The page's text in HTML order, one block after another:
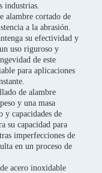
industrias.
alambre cortado de
a la abrasión.
su efectividad y
uso riguroso y
de este
para aplicaciones
de alambre
y una masa
y capacidades de
su capacidad para
imperfecciones de
en un proceso de
acero inoxidable